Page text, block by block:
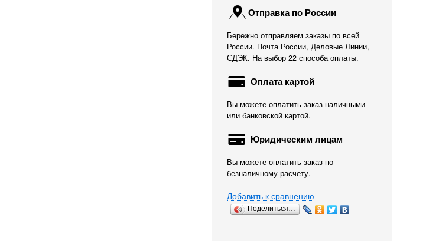
Отправка по России
Бережно отправляем заказы по всей
России. Почта России, Деловые Линии,
СДЭК. На выбор 22 способа оплаты.
Оплата картой
Вы можете оплатить заказ наличными
или банковской картой.
Юридическим лицам
Вы можете оплатить заказ по
безналичному расчету.
Добавить к сравнению
Поделиться…